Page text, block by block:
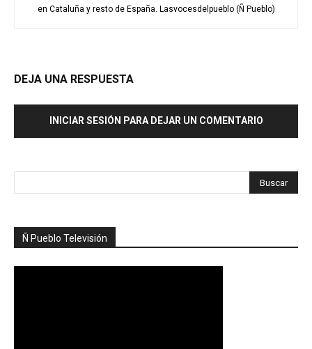
en Cataluña y resto de España. Lasvocesdelpueblo (Ñ Pueblo)
DEJA UNA RESPUESTA
INICIAR SESIÓN PARA DEJAR UN COMENTARIO
Ñ Pueblo Televisión